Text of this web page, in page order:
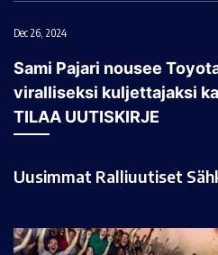
Dec 26, 2024
Sami Pajari nousee
viralliseksi kuljettajaksi
TILAA UUTISKIRJE
Uusimmat Ralliuutiset